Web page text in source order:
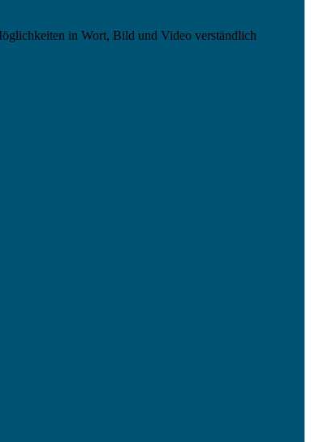
in Wort, Bild und Video verständlich